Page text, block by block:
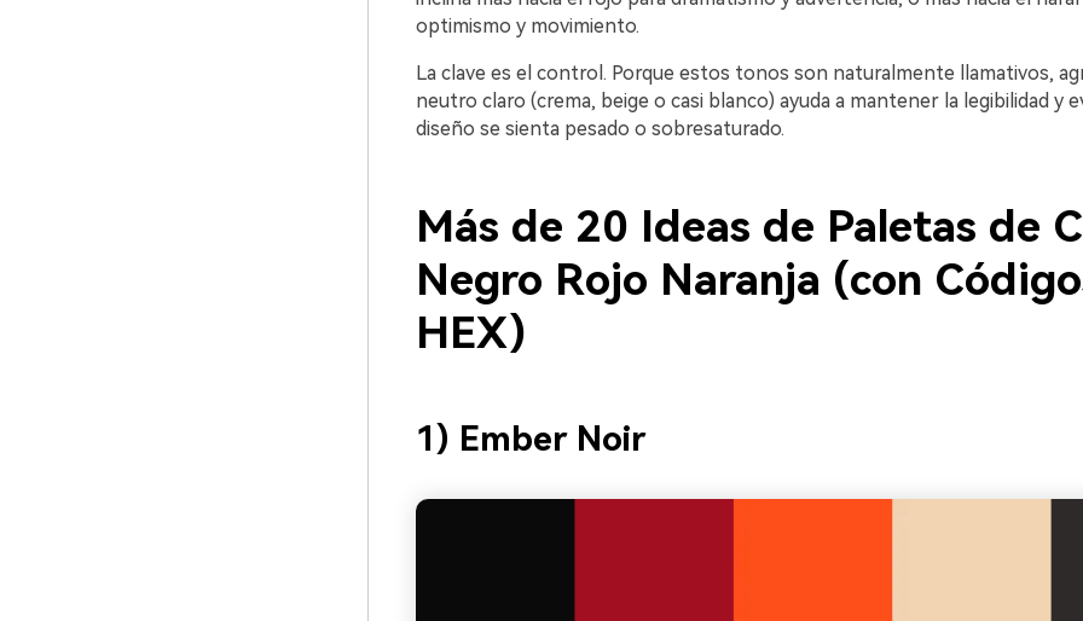
optimismo y movimiento.
La clave es el control. Porque estos tonos son naturalmente llamativos,
neutro claro (crema, beige o casi blanco) ayuda a mantener la legibilidad y
diseño se sienta pesado o sobresaturado.
Más de 20 Ideas de Paletas de
Negro Rojo Naranja (con
HEX)
1) Ember Noir